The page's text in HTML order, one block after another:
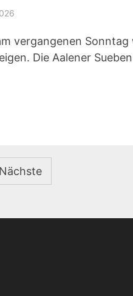
vergangenen
Die Aalener
Nächste